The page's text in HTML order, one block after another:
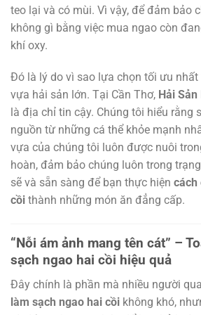
teo lại và có mùi. Vì vậy, để đảm bảo
không gì bằng việc mua ngao còn
khí oxy.
Đó là lý do vì sao lựa chọn tối ưu
vựa hải sản lớn. Tại Cần Thơ, Hải
là địa chỉ tin cậy. Chúng tôi hiểu rằng
nguồn từ những cá thể khỏe mạnh
vựa của chúng tôi luôn được nuôi
hoàn, đảm bảo chúng luôn trong
sẽ và sẵn sàng để bạn thực hiện cách
cồi thành những món ăn đẳng cấp.
“Nỗi ám ảnh mang tên cát” –
sạch ngao hai cồi hiệu quả
Đây chính là phần mà nhiều người
làm sạch ngao hai cồi không khó,